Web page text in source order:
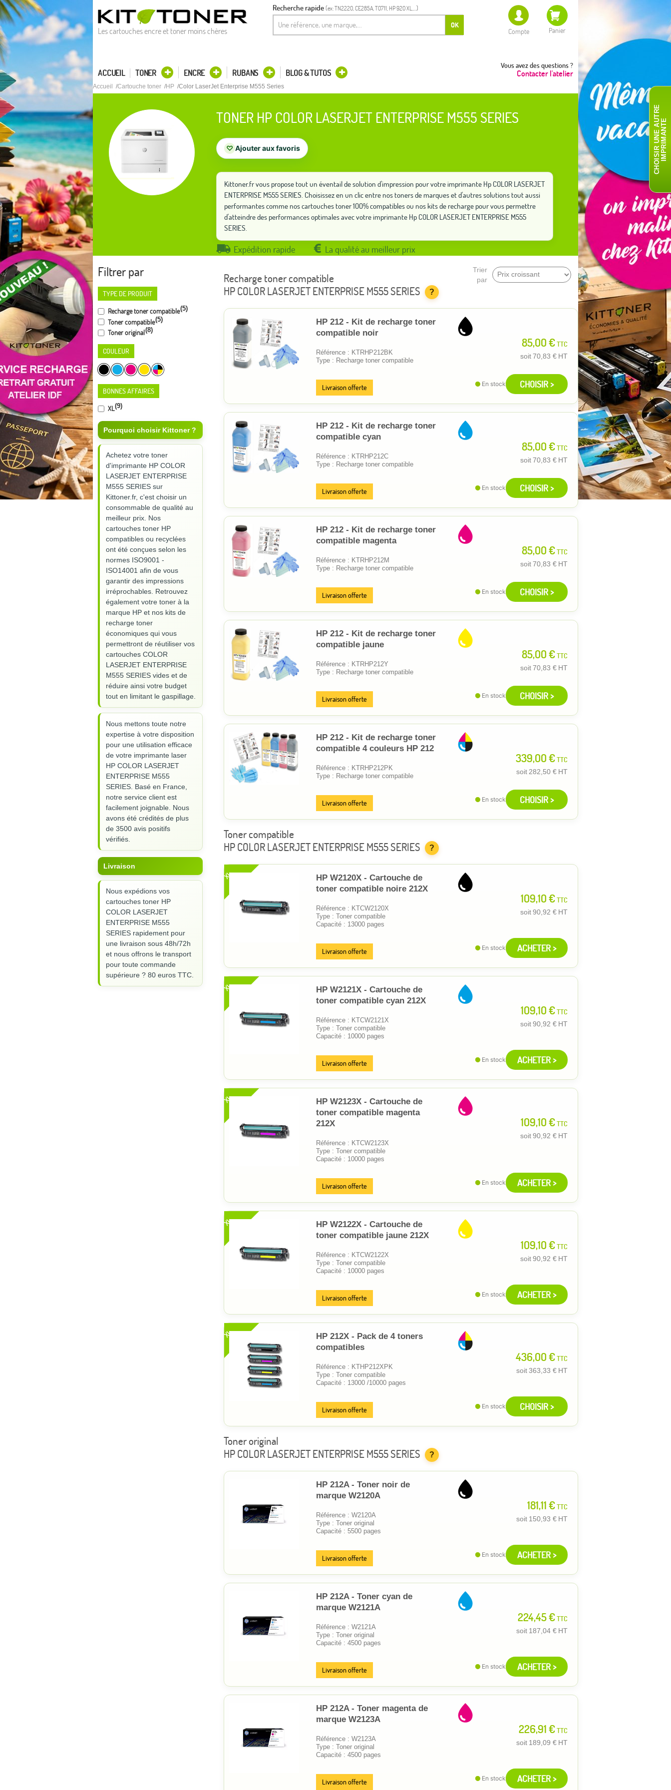
Les cartouches encre et toner moins chères
Recherche rapide (ex: TN2220, CE285A, T0711, HP 920 XL,...)
OK
Compte Panier
Vous avez des questions ?
Contacter l'atelier
ACCUEIL TONER ENCRE RUBANS BLOG & TUTOS
Accueil Cartouche toner HP Color LaserJet Enterprise M555 Series
TONER HP COLOR LASERJET ENTERPRISE M555 SERIES
♡ Ajouter aux favoris
Kittoner.fr vous propose tout un éventail de solution d'impression pour votre imprimante Hp COLOR LASERJET
ENTERPRISE M555 SERIES. Choisissez en un clic entre nos toners de marques et d'autres solutions tout aussi
performantes comme nos cartouches toner 100% compatibles ou nos kits de recharge pour vous permettre
d'atteindre des performances optimales avec votre imprimante Hp COLOR LASERJET ENTERPRISE M555
SERIES.
Expédition rapide La qualité au meilleur prix
Filtrer par
TYPE DE PRODUIT
Recharge toner compatible(5)
Toner compatible(5)
Toner original(8)
COULEUR
BONNES AFFAIRES
XL(9)
Pourquoi choisir Kittoner ?
Achetez votre toner
d'imprimante HP COLOR
LASERJET ENTERPRISE
M555 SERIES sur
Kittoner.fr, c'est choisir un
consommable de qualité au
meilleur prix. Nos
cartouches toner HP
compatibles ou recyclées
ont été conçues selon les
normes ISO9001 -
ISO14001 afin de vous
garantir des impressions
irréprochables. Retrouvez
également votre toner à la
marque HP et nos kits de
recharge toner
économiques qui vous
permettront de réutiliser vos
cartouches COLOR
LASERJET ENTERPRISE
M555 SERIES vides et de
réduire ainsi votre budget
tout en limitant le gaspillage.
Nous mettons toute notre
expertise à votre disposition
pour une utilisation efficace
de votre imprimante laser
HP COLOR LASERJET
ENTERPRISE M555
SERIES. Basé en France,
notre service client est
facilement joignable. Nous
avons été crédités de plus
de 3500 avis positifs
vérifiés.
Livraison
Nous expédions vos
cartouches toner HP
COLOR LASERJET
ENTERPRISE M555
SERIES rapidement pour
une livraison sous 48h/72h
et nous offrons le transport
pour toute commande
supérieure ? 80 euros TTC.
Trier
par
Recharge toner compatible
HP COLOR LASERJET ENTERPRISE M555 SERIES
?
HP 212 - Kit de recharge toner
compatible noir
Référence : KTRHP212BK
Type : Recharge toner compatible
85,00 €TTC
soit70,83 € HT
Livraison offerte En stock CHOISIR >
HP 212 - Kit de recharge toner
compatible cyan
Référence : KTRHP212C
Type : Recharge toner compatible
85,00 €TTC
soit70,83 € HT
Livraison offerte En stock CHOISIR >
HP 212 - Kit de recharge toner
compatible magenta
Référence : KTRHP212M
Type : Recharge toner compatible
85,00 €TTC
soit70,83 € HT
Livraison offerte En stock CHOISIR >
HP 212 - Kit de recharge toner
compatible jaune
Référence : KTRHP212Y
Type : Recharge toner compatible
85,00 €TTC
soit70,83 € HT
Livraison offerte En stock CHOISIR >
HP 212 - Kit de recharge toner
compatible 4 couleurs HP 212
Référence : KTRHP212PK
Type : Recharge toner compatible
339,00 €TTC
soit 282,50 € HT
Livraison offerte En stock CHOISIR >
Toner compatible
HP COLOR LASERJET ENTERPRISE M555 SERIES
?
XL
HP W2120X - Cartouche de
toner compatible noire 212X
Référence : KTCW2120X
Type : Toner compatible
Capacité : 13000 pages
109,10 €TTC
soit90,92 € HT
Livraison offerte En stock ACHETER >
XL
HP W2121X - Cartouche de
toner compatible cyan 212X
Référence : KTCW2121X
Type : Toner compatible
Capacité : 10000 pages
109,10 €TTC
soit90,92 € HT
Livraison offerte En stock ACHETER >
XL
HP W2123X - Cartouche de
toner compatible magenta
212X
Référence : KTCW2123X
Type : Toner compatible
Capacité : 10000 pages
109,10 €TTC
soit90,92 € HT
Livraison offerte En stock ACHETER >
XL
HP W2122X - Cartouche de
toner compatible jaune 212X
Référence : KTCW2122X
Type : Toner compatible
Capacité : 10000 pages
109,10 €TTC
soit90,92 € HT
Livraison offerte En stock ACHETER >
XL
HP 212X - Pack de 4 toners
compatibles
Référence : KTHP212XPK
Type : Toner compatible
Capacité : 13000 /10000 pages
436,00 €TTC
soit363,33 € HT
Livraison offerte En stock CHOISIR >
Toner original
HP COLOR LASERJET ENTERPRISE M555 SERIES
?
HP 212A - Toner noir de
marque W2120A
Référence : W2120A
Type : Toner original
Capacité : 5500 pages
181,11 €TTC
soit 150,93 € HT
Livraison offerte En stock ACHETER >
HP 212A - Toner cyan de
marque W2121A
Référence : W2121A
Type : Toner original
Capacité : 4500 pages
224,45 €TTC
soit 187,04 € HT
Livraison offerte En stock ACHETER >
HP 212A - Toner magenta de
marque W2123A
Référence : W2123A
Type : Toner original
Capacité : 4500 pages
226,91 €TTC
soit 189,09 € HT
Livraison offerte En stock ACHETER >
C
H
O
I
S
I
R
U
N
E
AU
T
R
E
I
M
P
R
I
M
A
N
TE